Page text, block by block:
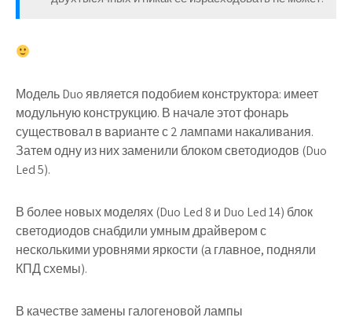
Модель Duo является подобием конструктора: имеет
модульную конструкцию. В начале этот фонарь
существовал в варианте с 2 лампами накаливания.
Затем одну из них заменили блоком светодиодов (Duo
Led 5).
В более новых моделях (Duo Led 8 и Duo Led 14) блок
светодиодов снабдили умным драйвером с
несколькими уровнями яркости (а главное, подняли
КПД схемы).
В качестве замены галогеновой лампы